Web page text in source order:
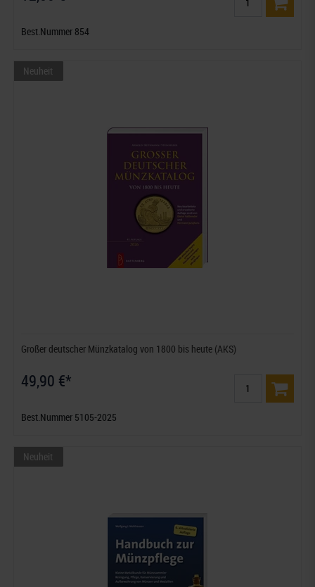
Best.Nummer 854
Neuheit
Großer deutscher Münzkatalog von 1800 bis heute (AKS)
49,90 €*
Best.Nummer 5105-2025
Neuheit